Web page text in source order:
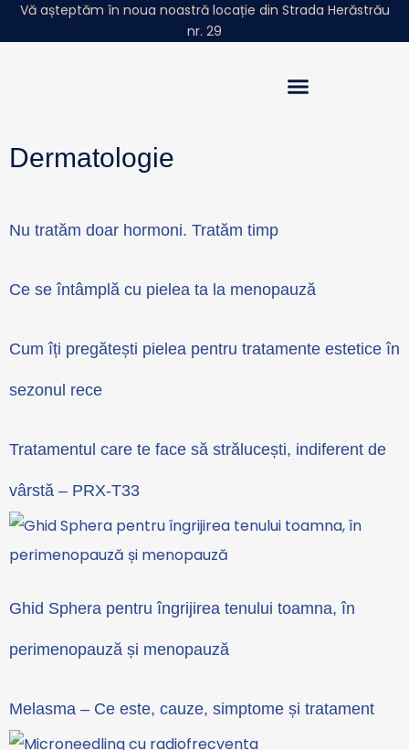
Vă așteptăm în noua noastră locație din Strada Herăstrău
nr. 29
Dermatologie
Nu tratăm doar hormoni. Tratăm timp
Ce se întâmplă cu pielea ta la menopauză
Cum îți pregătești pielea pentru tratamente estetice în
sezonul rece
Tratamentul care te face să strălucești, indiferent de
vârstă – PRX-T33
Ghid Sphera pentru îngrijirea tenului toamna, în
perimenopauză și menopauză
Melasma – Ce este, cauze, simptome și tratament